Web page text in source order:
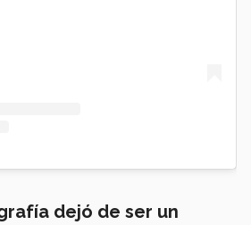
dejó de ser un